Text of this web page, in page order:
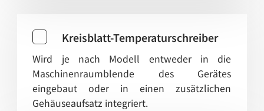
Kreisblatt-Temperaturschreiber
Wird je nach Modell entweder in die
Maschinenraumblende des Gerätes
eingebaut oder in einen zusätzlichen
Gehäuseaufsatz integriert.